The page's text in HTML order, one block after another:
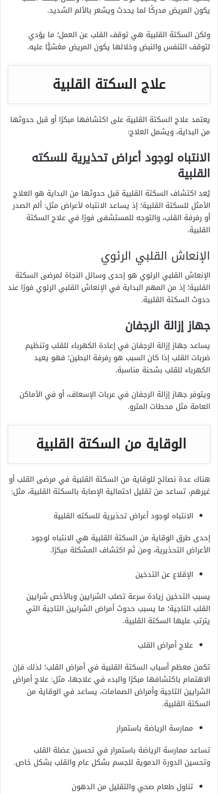
يكون المريض مدركًا لما يحدث ويشعر بالألم الشديد.
ولكن السكتة القلبية هي توقف القلب عن العمل؛ ما يؤدي
لتوقف التنفس والنبض وخلالها يكون المريض مغشيًّا عليه.
علاج السكتة القلبية
يعتمد علاج السكتة القلبية على اكتشافها مبكرًا أو قبل حدوثها
من البداية، ويشمل العلاج:
الانتباه لوجود أعراض تحذيرية للسكته
القلبية
يُعد اكتشاف السكتة القلبية قبل حدوثها من البداية هو العلاج
الأمثل للسكتة القلبية؛ إذ يساعد الانتباه لأعراض مثل: ألم الصدر
أو رفرفة القلب، والتوجه للمستشفى فورًا في علاج السكتة
القلبية.
الإنعاش القلبي الرئوي
الإنعاش القلبي الرئوي هو إحدى وسائل النجاة لمرضى السكتة
القلبية؛ إذ من المهم البداية في الإنعاش القلبي الرئوي فورًا عند
حدوث السكتة القلبية.
جهاز إزالة الرجفان
يساعد جهاز إزالة الرجفان في إعادة الكهرباء للقلب وتنظيم
ضربات القلب إذا كان السبب هو رفرفة البطين؛ فهو يعيد
الكهرباء للقلب بشحنة مناسبة.
ويتوفر جهاز إزالة الرجفان في عربات الإسعاف، أو في الأماكن
العامة مثل محطات المترو.
الوقاية من السكتة القلبية
هناك عدة نصائح للوقاية من السكتة القلبية في مرضى القلب أو
غيرهم، تساعد من تقليل احتمالية الإصابة بالسكتة القلبية، مثل:
الانتباه لوجود أعراض تحذيرية للسكته القلبية
إحدى طرق الوقاية من السكتة القلبية هي الانتباه لوجود
الأعراض التحذيرية، ومن ثَم اكتشاف المشكلة مبكرًا.
الإقلاع عن التدخين
يسبب التدخين زيادة سرعة تصلب الشرايين وبالأخص شرايين
القلب التاجية؛ ما يسبب حدوث أمراض الشرايين التاجية التي
يترتب عليها السكتة القلبية.
علاج أمراض القلب
تكمن معظم أسباب السكتة القلبية في أمراض القلب؛ لذلك فإن
الاهتمام باكتشافها مبكرًا والبدء في علاجها، مثل: علاج أمراض
الشرايين التاجية وأمراض الصمامات، يساعد في الوقاية من
السكتة القلبية.
ممارسة الرياضة باستمرار
تساعد ممارسة الرياضة باستمرار في تحسين عضلة القلب
وتحسين الدورة الدموية للجسم بشكل عام والقلب بشكل خاص.
تناول طعام صحي والتقليل من الدهون